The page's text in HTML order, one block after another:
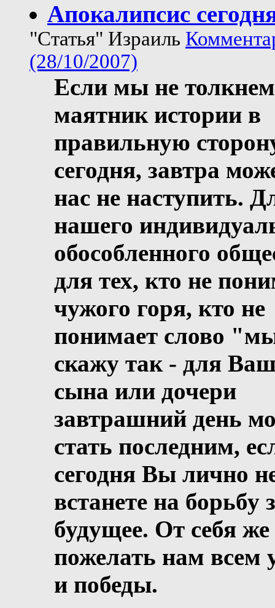
Апокалипсис
"Статья" Израиль
(28/10/2007)
Если мы не толкнем
маятник истории в
правильную
сегодня, завтра
нас не наступить.
нашего
обособленного
для тех, кто не
чужого горя, кто не
понимает слово
скажу так - для
сына или дочери
завтрашний день
стать последним,
сегодня Вы лично
встанете на борьбу
будущее. От себя же
пожелать нам всем
и победы.